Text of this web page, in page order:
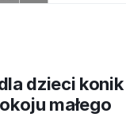
dzieci konik
małego